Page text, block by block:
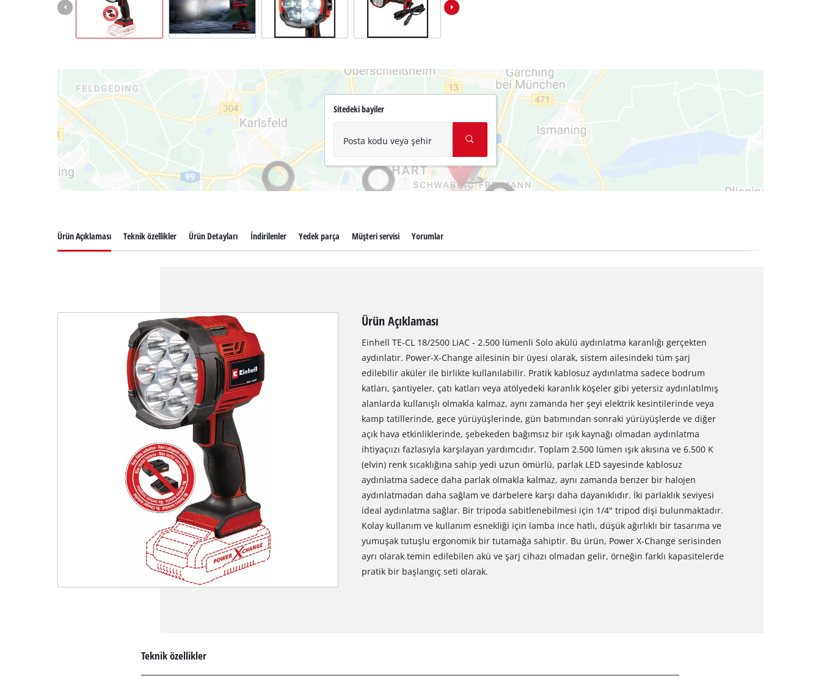
Sitedeki bayiler
Posta kodu veya şehir
Ürün Açıklaması Teknik özellikler Ürün Detayları İndirilenler Yedek parça Müşteri servisi Yorumlar
Ürün Açıklaması
Einhell TE-CL 18/2500 LiAC - 2.500 lümenli Solo akülü aydınlatma karanlığı gerçekten
aydınlatır. Power-X-Change ailesinin bir üyesi olarak, sistem ailesindeki tüm şarj
edilebilir aküler ile birlikte kullanılabilir. Pratik kablosuz aydınlatma sadece bodrum
katları, şantiyeler, çatı katları veya atölyedeki karanlık köşeler gibi yetersiz aydınlatılmış
alanlarda kullanışlı olmakla kalmaz, aynı zamanda her şeyi elektrik kesintilerinde veya
kamp tatillerinde, gece yürüyüşlerinde, gün batımından sonraki yürüyüşlerde ve diğer
açık hava etkinliklerinde, şebekeden bağımsız bir ışık kaynağı olmadan aydınlatma
ihtiyaçıızı fazlasıyla karşılayan yardımcıdır. Toplam 2.500 lümen ışık akısına ve 6.500 K
(elvin) renk sıcaklığına sahip yedi uzun ömürlü, parlak LED sayesinde kablosuz
aydınlatma sadece daha parlak olmakla kalmaz, aynı zamanda benzer bir halojen
aydınlatmadan daha sağlam ve darbelere karşı daha dayanıklıdır. İki parlaklık seviyesi
ideal aydınlatma sağlar. Bir tripoda sabitlenebilmesi için 1/4" tripod dişi bulunmaktadır.
Kolay kullanım ve kullanım esnekliği için lamba ince hatlı, düşük ağırlıklı bir tasarıma ve
yumuşak tutuşlu ergonomik bir tutamağa sahiptir. Bu ürün, Power X-Change serisinden
ayrı olarak temin edilebilen akü ve şarj cihazı olmadan gelir, örneğin farklı kapasitelerde
pratik bir başlangıç seti olarak.
Teknik özellikler